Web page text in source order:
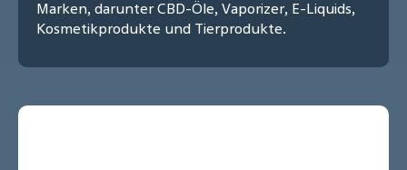
Marken, darunter CBD-Öle, Vaporizer, E-Liquids,
Kosmetikprodukte und Tierprodukte.